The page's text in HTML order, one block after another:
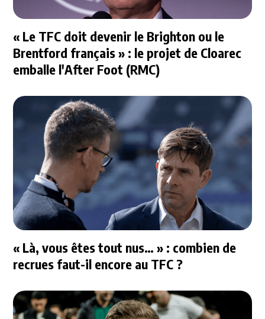
« Le TFC doit devenir le Brighton ou le
Brentford français » : le projet de Cloarec
emballe l'After Foot (RMC)
« Là, vous êtes tout nus… » : combien de
recrues faut-il encore au TFC ?